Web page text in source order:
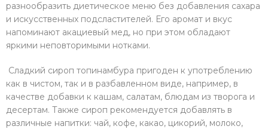
разнообразить диетическое меню без добавления сахара
и искусственных подсластителей. Его аромат и вкус
напоминают акациевый мед, но при этом обладают
яркими неповторимыми нотками.
Сладкий сироп топинамбура пригоден к употреблению
как в чистом, так и в разбавленном виде, например, в
качестве добавки к кашам, салатам, блюдам из творога и
десертам. Также сироп рекомендуется добавлять в
различные напитки: чай, кофе, какао, цикорий, молоко,